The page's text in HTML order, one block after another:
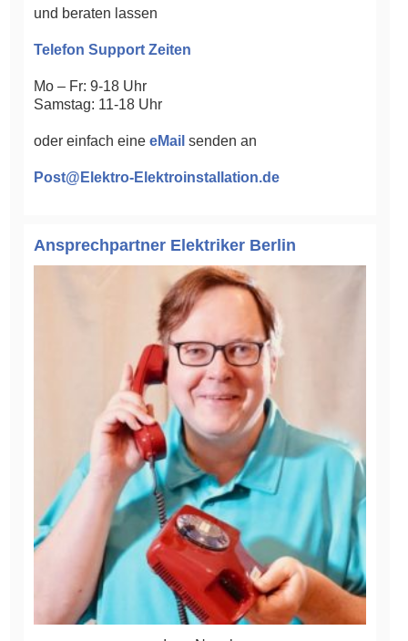
und beraten lassen
Telefon Support Zeiten
Mo – Fr: 9-18 Uhr
Samstag: 11-18 Uhr
oder einfach eine eMail senden an
Post@Elektro-Elektroinstallation.de
Ansprechpartner Elektriker Berlin